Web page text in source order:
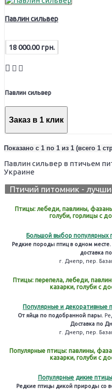
Павлин сильвер
18 000.00 грн.
Павлин сильвер
Заказ в 1 клик
Показано с 1 по 1 из 1 (всего 1
Павлин сильвер в птичьем
Украине
Птичий питомник -
Птицы: лебеди, павлины,
голуби, горлицы с
Большой выбор популярных
Редкие породы птиц в одном месте.
доставка
г. Днепр, пер.
Птицы: перепела, лебеди,
казарки, голуби с
Популярные и декоративные
От яйца по подобранной пары.
Доставка по
г. Днепр, пер.
Популярные птицы: павлины,
казарки, голуби с
Популярные дикие
Редкие птицы дикой природы со